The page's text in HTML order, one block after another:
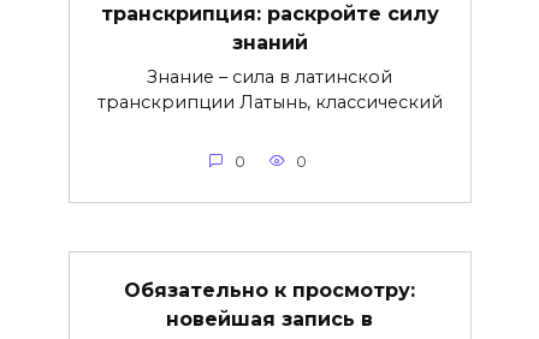
транскрипция: раскройте силу
знаний
Знание – сила в латинской
транскрипции Латынь, классический
0 0
Обязательно к просмотру:
новейшая запись в